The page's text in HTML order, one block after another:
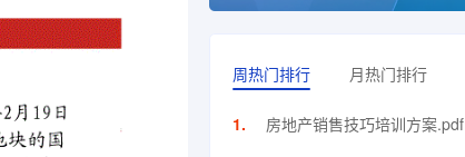
周热门排行 月热门排行
房地产销售技巧培训方案.pdf